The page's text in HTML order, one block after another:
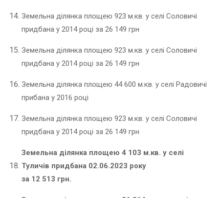
Земельна ділянка площею 923 м.кв. у селі Соловичі
придбана у 2014 році за 26 149 грн
Земельна ділянка площею 923 м.кв. у селі Соловичі
придбана у 2014 році за 26 149 грн
Земельна ділянка площею 44 600 м.кв. у селі Радовичі
прибана у 2016 році
Земельна ділянка площею 923 м.кв. у селі Соловичі
придбана у 2014 році за 26 149 грн
Земельна ділянка площею 4 103 м.кв. у селі
Туличів придбана 02.06.2023 року
за 12 513 грн.